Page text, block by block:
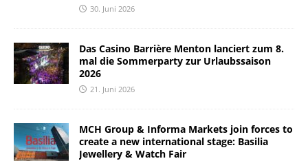
30. Juni 2026
Das Casino Barrière Menton lanciert zum 8.
mal die Sommerparty zur Urlaubssaison
2026
21. Juni 2026
MCH Group & Informa Markets join forces to
create a new international stage: Basilia
Jewellery & Watch Fair